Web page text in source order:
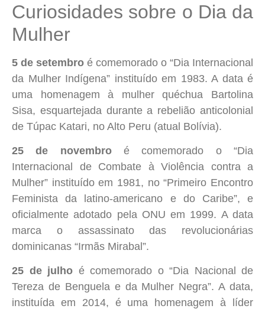
Curiosidades sobre o Dia da
Mulher
5 de setembro é comemorado o “Dia Internacional
da Mulher Indígena” instituído em 1983. A data é
uma homenagem à mulher quéchua Bartolina
Sisa, esquartejada durante a rebelião anticolonial
de Túpac Katari, no Alto Peru (atual Bolívia).
25 de novembroé comemorado o “Dia
Internacional de Combate à Violência contra a
Mulher” instituído em 1981, no “Primeiro Encontro
Feminista da latino-americano e do Caribe”, e
oficialmente adotado pela ONU em 1999. A data
marca o assassinato das revolucionárias
dominicanas “Irmãs Mirabal”.
25 de julho é comemorado o “Dia Nacional de
Tereza de Benguela e da Mulher Negra”. A data,
instituída em 2014, é uma homenagem à líder